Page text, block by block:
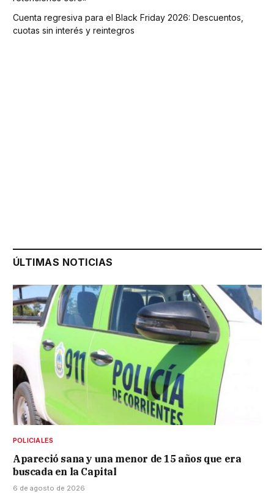
Cuenta regresiva para el Black Friday 2026: Descuentos,
cuotas sin interés y reintegros
ÚLTIMAS NOTICIAS
POLICIALES
Apareció sana y una menor de 15 años que era
buscada en la Capital
6 de agosto de 2026